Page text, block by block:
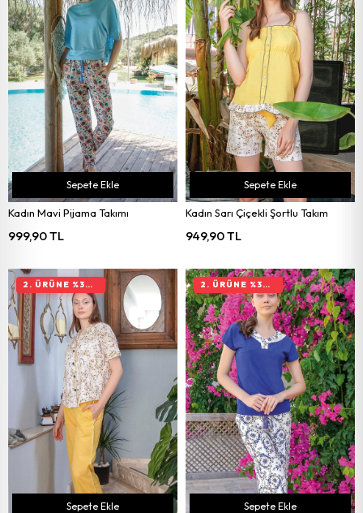
Kadın Mavi Pijama Takımı
999,90 TL
Sepete Ekle
Kadın Sarı Çiçekli Şortlu Takım
949,90 TL
Sepete Ekle
Sepete Ekle
2. ÜRÜNE %30 İNDIRIM
Sepete Ekle
2. ÜRÜNE %30 İNDIRIM